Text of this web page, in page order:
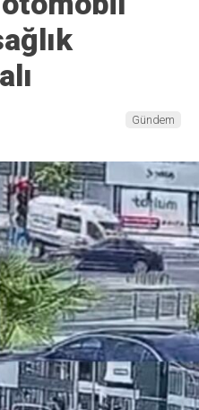
Gündem